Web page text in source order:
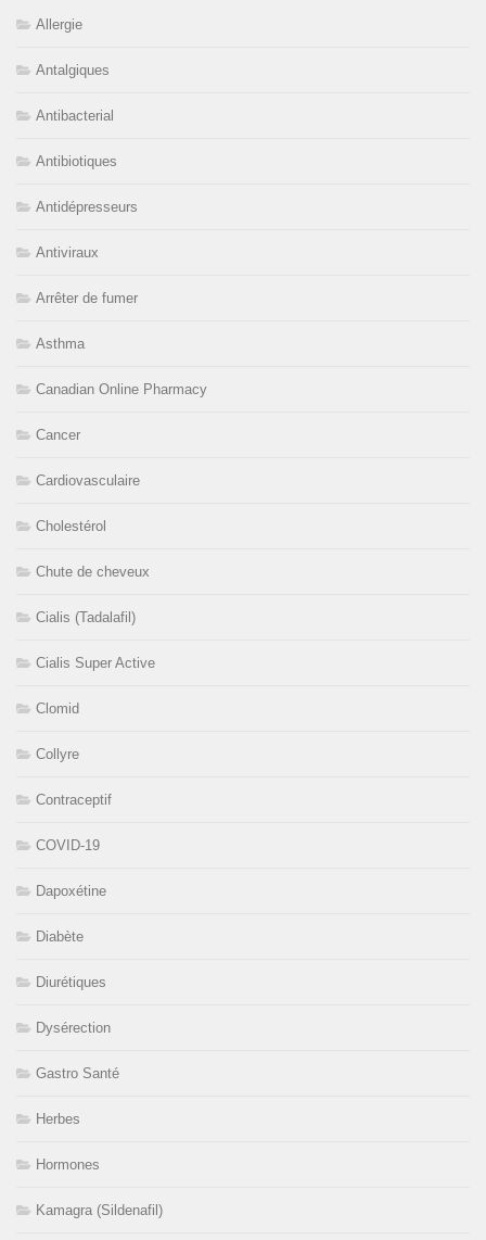
Allergie
Antalgiques
Antibacterial
Antibiotiques
Antidépresseurs
Antiviraux
Arrêter de fumer
Asthma
Canadian Online Pharmacy
Cancer
Cardiovasculaire
Cholestérol
Chute de cheveux
Cialis (Tadalafil)
Cialis Super Active
Clomid
Collyre
Contraceptif
COVID-19
Dapoxétine
Diabète
Diurétiques
Dysérection
Gastro Santé
Herbes
Hormones
Kamagra (Sildenafil)